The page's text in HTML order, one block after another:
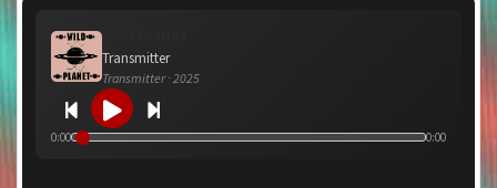
Transmitter
Transmitter · 2025
0:00 0:00